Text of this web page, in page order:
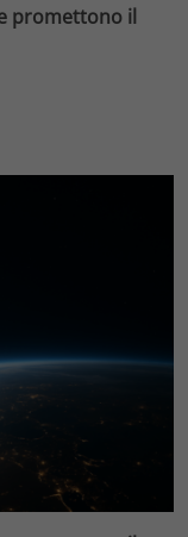
promettono il